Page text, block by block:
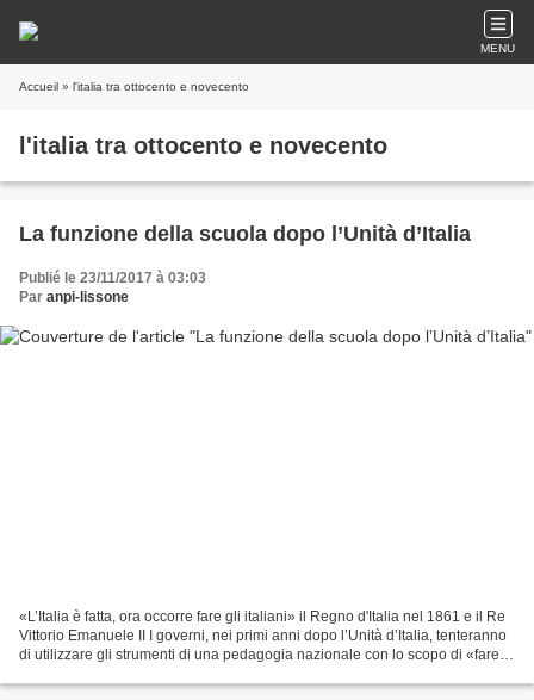
MENU
Accueil » l'italia tra ottocento e novecento
l'italia tra ottocento e novecento
La funzione della scuola dopo l’Unità d’Italia
Publié le 23/11/2017 à 03:03
Par anpi-lissone
«L’Italia è fatta, ora occorre fare gli italiani» il Regno d'Italia nel 1861 e il Re
Vittorio Emanuele II I governi, nei primi anni dopo l’Unità d’Italia, tenteranno
di utilizzare gli strumenti di una pedagogia nazionale con lo scopo di «fare» i